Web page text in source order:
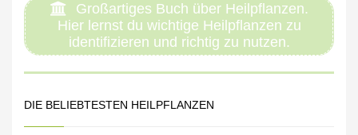
Großartiges Buch über Heilpflanzen.
Hier lernst du wichtige Heilpflanzen zu
identifizieren und richtig zu nutzen.
DIE BELIEBTESTEN HEILPFLANZEN